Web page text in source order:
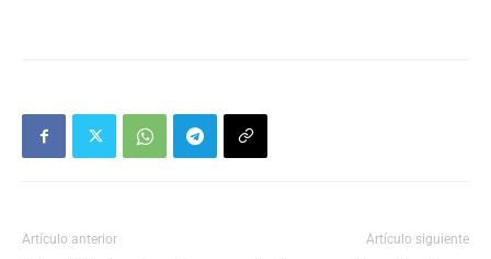
Artículo anterior Artículo siguiente